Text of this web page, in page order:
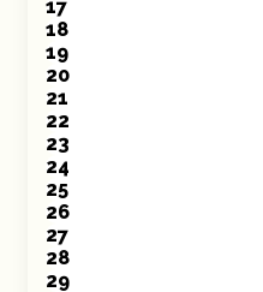
17
18
19
20
21
22
23
24
25
26
27
28
29